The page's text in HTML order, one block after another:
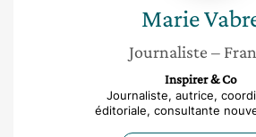
Marie
Journaliste –
Inspirer & Co
Journaliste, autrice,
éditoriale, consultante